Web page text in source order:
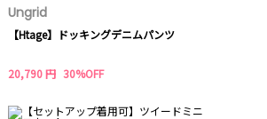
Ungrid
【Htage】ドッキングデニムパンツ
20,790 円 30%OFF